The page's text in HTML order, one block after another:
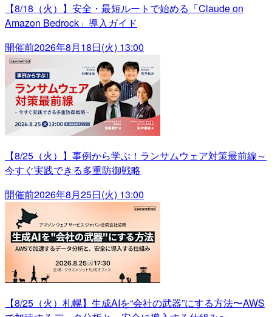
【8/18（火）】安全・最短ルートで始める「Claude on
Amazon Bedrock」導入ガイド
開催前2026年8月18日(火) 13:00
【8/25（火）】事例から学ぶ！ランサムウェア対策最前線～
今すぐ実践できる多重防御戦略
開催前2026年8月25日(火) 13:00
【8/25（火）札幌】生成AIを“会社の武器”にする方法〜AWS